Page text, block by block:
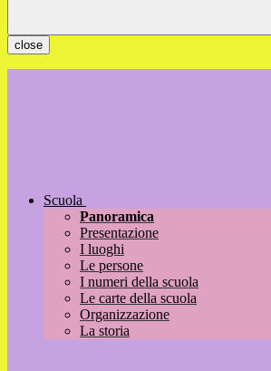
close
Scuola
Panoramica
Presentazione
I luoghi
Le persone
I numeri della scuola
Le carte della scuola
Organizzazione
La storia